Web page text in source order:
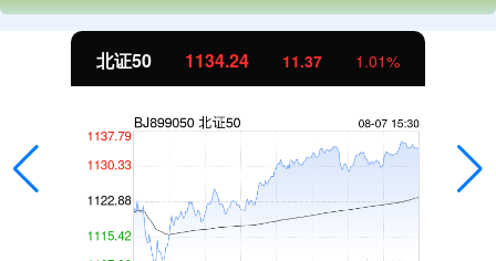
北证50 1134.24 11.37 1.01%